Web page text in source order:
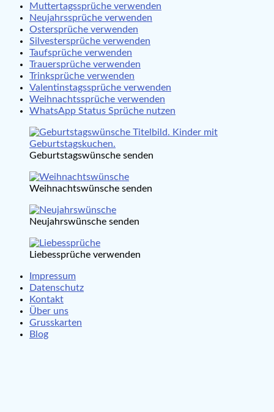
Muttertagssprüche verwenden
Neujahrssprüche verwenden
Ostersprüche verwenden
Silvestersprüche verwenden
Taufsprüche verwenden
Trauersprüche verwenden
Trinksprüche verwenden
Valentinstagssprüche verwenden
Weihnachtssprüche verwenden
WhatsApp Status Sprüche nutzen
Geburtstagswünsche senden
Weihnachtswünsche senden
Neujahrswünsche senden
Liebessprüche verwenden
Impressum
Datenschutz
Kontakt
Über uns
Grusskarten
Blog